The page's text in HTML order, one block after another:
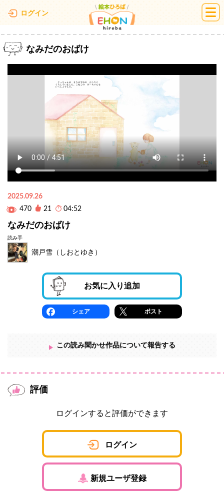
ログイン 絵本ひろば
なみだのおばけ
2025.09.26
470
21 04:52
なみだのおばけ
読み手
潮戸雪（しおとゆき）
お気に入り追加
シェア ポスト
この読み聞かせ作品について報告する
評価
ログインすると評価ができます
ログイン
新規ユーザ登録